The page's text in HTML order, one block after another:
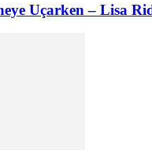
Uçarken – Lisa